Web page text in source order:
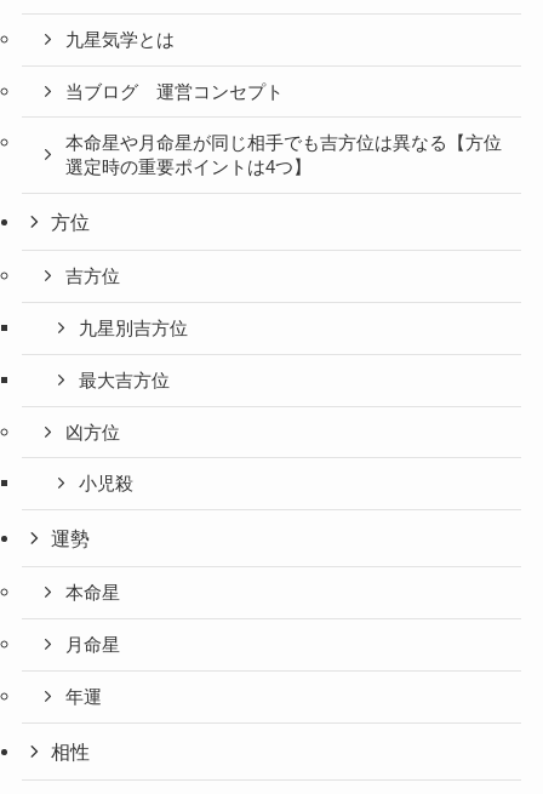
九星気学とは
当ブログ 運営コンセプト
本命星や月命星が同じ相手でも吉方位は異なる【方位
選定時の重要ポイントは4つ】
方位
吉方位
九星別吉方位
最大吉方位
凶方位
小児殺
運勢
本命星
月命星
年運
相性